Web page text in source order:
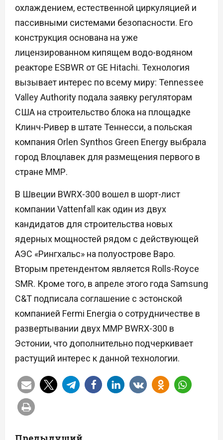
охлаждением, естественной циркуляцией и
пассивными системами безопасности. Его
конструкция основана на уже
лицензированном кипящем водо-водяном
реакторе ESBWR от GE Hitachi. Технология
вызывает интерес по всему миру: Tennessee
Valley Authority подала заявку регуляторам
США на строительство блока на площадке
Клинч-Ривер в штате Теннесси, а польская
компания Orlen Synthos Green Energy выбрала
город Влоцлавек для размещения первого в
стране ММР.
В Швеции BWRX-300 вошел в шорт-лист
компании Vattenfall как один из двух
кандидатов для строительства новых
ядерных мощностей рядом с действующей
АЭС «Рингхальс» на полуострове Варо.
Вторым претендентом является Rolls-Royce
SMR. Кроме того, в апреле этого года Samsung
C&T подписала соглашение с эстонской
компанией Fermi Energia о сотрудничестве в
развертывании двух ММР BWRX-300 в
Эстонии, что дополнительно подчеркивает
растущий интерес к данной технологии.
Н